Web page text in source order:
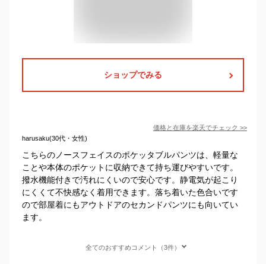
ショップでみる
価格と在庫を楽天でチェック >>
harusaku(30代・女性)
こちらのノースフェイスのポケッタブルパンツは、軽量な
ことや本体のポケットに収納できて持ち運びやすいです。
撥水機能付きで汚れにくいので安心です。静電気が起こり
にくくて不快感なく着用できます。落ち着いた色合いです
ので部屋着にもアウトドアのセカンドパンツにも向いてい
ます。
全てのおすすめコメント（3件）